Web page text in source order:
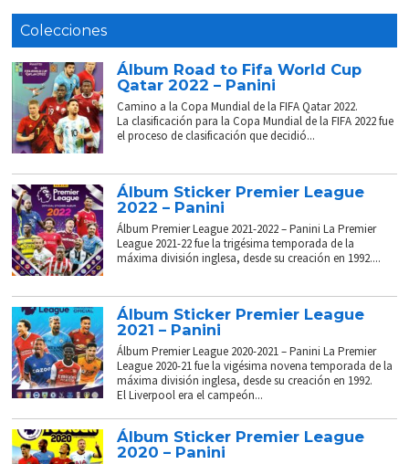
Colecciones
Álbum Road to Fifa World Cup
Qatar 2022 – Panini
Camino a la Copa Mundial de la FIFA Qatar 2022.
La clasificación para la Copa Mundial de la FIFA 2022 fue
el proceso de clasificación que decidió...
Álbum Sticker Premier League
2022 – Panini
Álbum Premier League 2021-2022 – Panini La Premier
League 2021-22 fue la trigésima temporada de la
máxima división inglesa, desde su creación en 1992....
Álbum Sticker Premier League
2021 – Panini
Álbum Premier League 2020-2021 – Panini La Premier
League 2020-21 fue la vigésima novena temporada de la
máxima división inglesa, desde su creación en 1992.
El Liverpool era el campeón...
Álbum Sticker Premier League
2020 – Panini